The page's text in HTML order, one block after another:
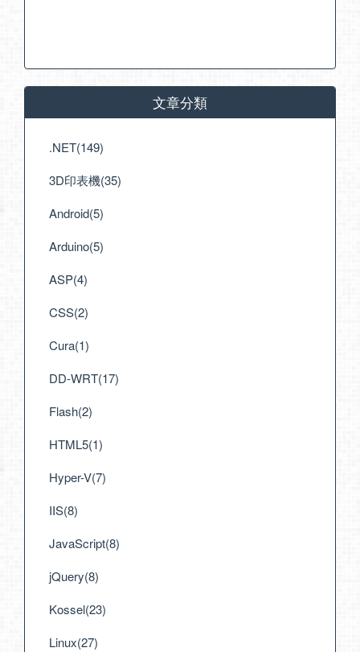
文章分類
.NET(149)
3D印表機(35)
Android(5)
Arduino(5)
ASP(4)
CSS(2)
Cura(1)
DD-WRT(17)
Flash(2)
HTML5(1)
Hyper-V(7)
IIS(8)
JavaScript(8)
jQuery(8)
Kossel(23)
Linux(27)